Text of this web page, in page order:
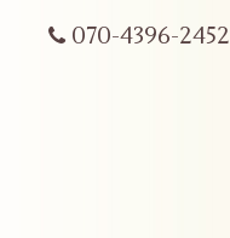
070-4396-2452